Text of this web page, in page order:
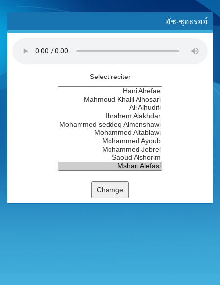
อัช-ชุอะรออ์
Select reciter